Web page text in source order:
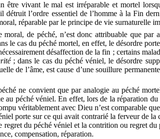
être vivant le mal est irréparable et mortel
détruit l’ordre essentiel de l’homme à la Fin
réparable par le principe de vie surnaturelle
moral, de péché, n’est donc attribuable que par
le cas du péché mortel, en effet, le désordre
désaffection de la fin ; certains
; dans le cas du péché véniel, le désordre
de l’âme, est cause d’une souillure
ne convient que par analogie au péché
au péché véniel. En effet, lors de la réparation
véritablement avec Dieu n’est comparable
porte sur ce qui avait contrarié la ferveur de
regret du péché véniel et la contrition ou regret
compensation, réparation.